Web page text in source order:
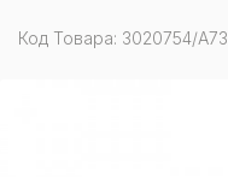
Код Товара: 3020754/